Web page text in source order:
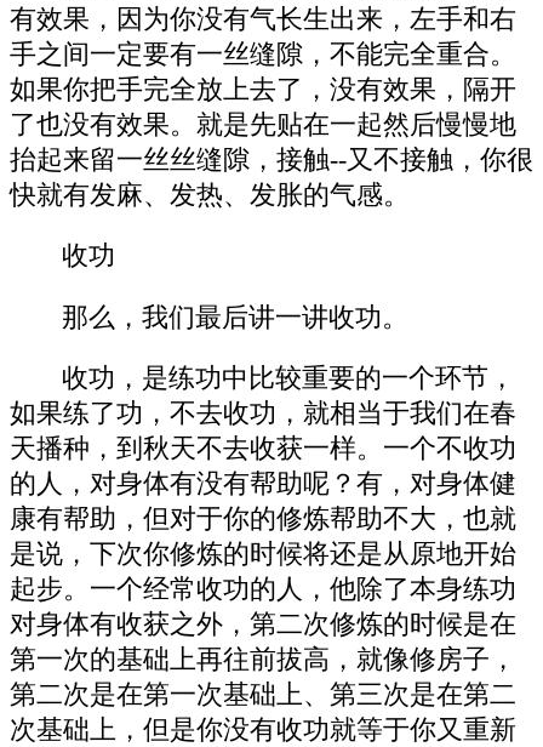
有效果，因为你没有气长生出来，左手和右
手之间一定要有一丝缝隙，不能完全重合。
如果你把手完全放上去了，没有效果，隔开
了也没有效果。就是先贴在一起然后慢慢地
抬起来留一丝丝缝隙，接触--又不接触，你很
快就有发麻、发热、发胀的气感。
收功
那么，我们最后讲一讲收功。
收功，是练功中比较重要的一个环节，
如果练了功，不去收功，就相当于我们在春
天播种，到秋天不去收获一样。一个不收功
的人，对身体有没有帮助呢？有，对身体健
康有帮助，但对于你的修炼帮助不大，也就
是说，下次你修炼的时候将还是从原地开始
起步。一个经常收功的人，他除了本身练功
对身体有收获之外，第二次修炼的时候是在
第一次的基础上再往前拔高，就像修房子，
第二次是在第一次基础上、第三次是在第二
次基础上，但是你没有收功就等于你又重新